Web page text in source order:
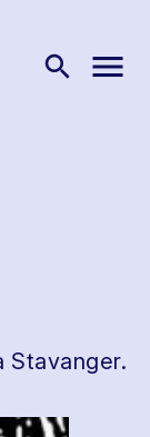
search menu
Stavanger.